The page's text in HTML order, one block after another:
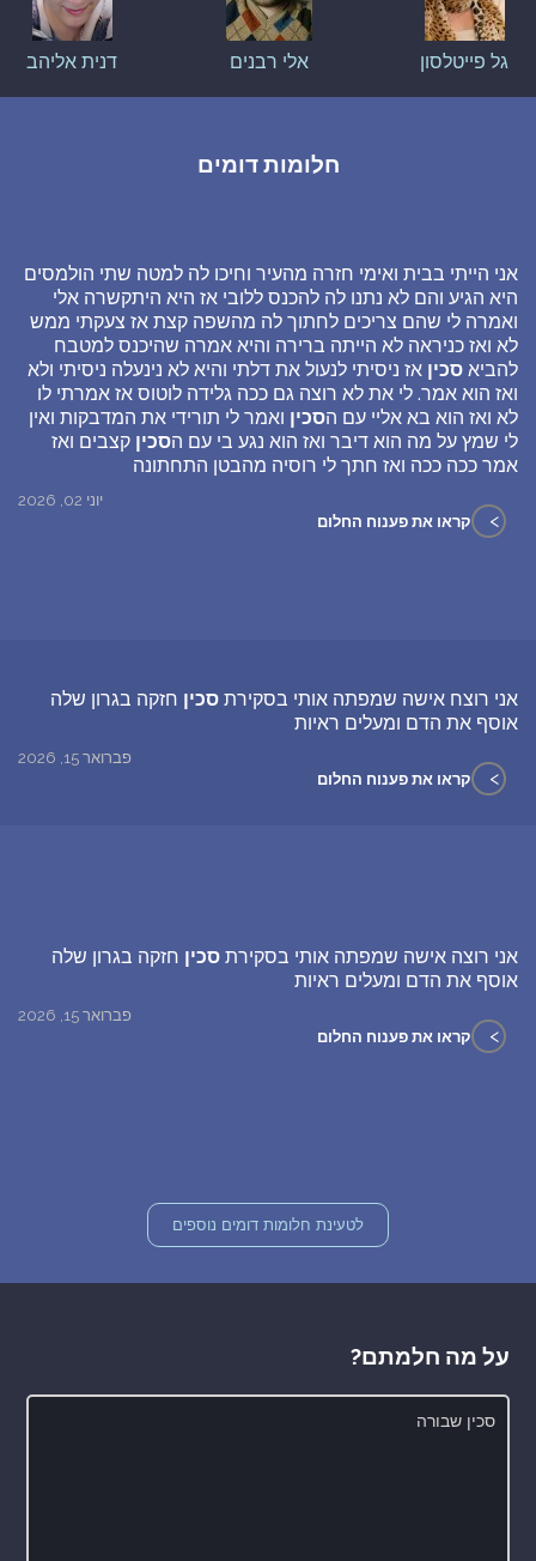
גל פייטלסון אלי רבנים דנית אליהב
חלומות דומים
אני הייתי בבית ואימי חזרה מהעיר וחיכו לה למטה שתי הולמסים
היא הגיע והם לא נתנו לה להכנס ללובי אז היא היתקשרה אלי
ואמרה לי שהם צריכים לחתוך לה מהשפה קצת אז צעקתי ממש
לא ואז כניראה לא הייתה ברירה והיא אמרה שהיכנס למטבח
להביא סכין אז ניסיתי לנעול את דלתי והיא לא נינעלה ניסיתי ולא
ואז הוא אמר. לי את לא רוצה גם ככה גלידה לוטוס אז אמרתי לו
לא ואז הוא בא אליי עם הסכין ואמר לי תורידי את המדבקות ואין
לי שמץ על מה הוא דיבר ואז הוא נגע בי עם הסכין קצבים ואז
אמר ככה ככה ואז חתך לי רוסיה מהבטן התחתונה
יוני 02, 2026
> קראו את פענוח החלום
אני רוצח אישה שמפתה אותי בסקירת סכין חזקה בגרון שלה
אוסף את הדם ומעלים ראיות
פברואר 15, 2026
> קראו את פענוח החלום
אני רוצה אישה שמפתה אותי בסקירת סכין חזקה בגרון שלה
אוסף את הדם ומעלים ראיות
פברואר 15, 2026
> קראו את פענוח החלום
לטעינת חלומות דומים נוספים
על מה חלמתם?